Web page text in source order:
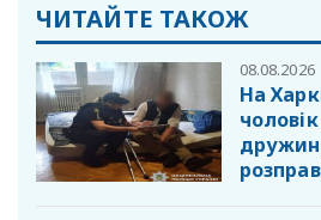
ЧИТАЙТЕ ТАКОЖ
08.08.2026
На